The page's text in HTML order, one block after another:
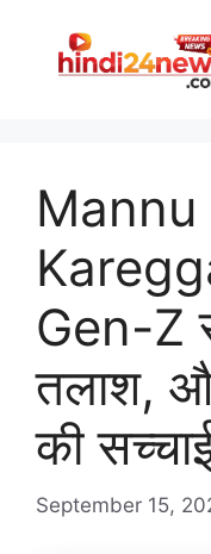
content
Mannu
Gen-Z
तलाश,
की
September 15,